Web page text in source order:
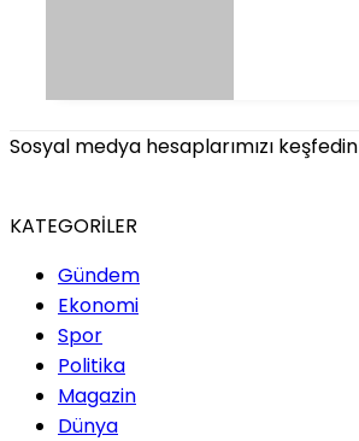
Sosyal medya hesaplarımızı keşfedin
KATEGORİLER
Gündem
Ekonomi
Spor
Politika
Magazin
Dünya